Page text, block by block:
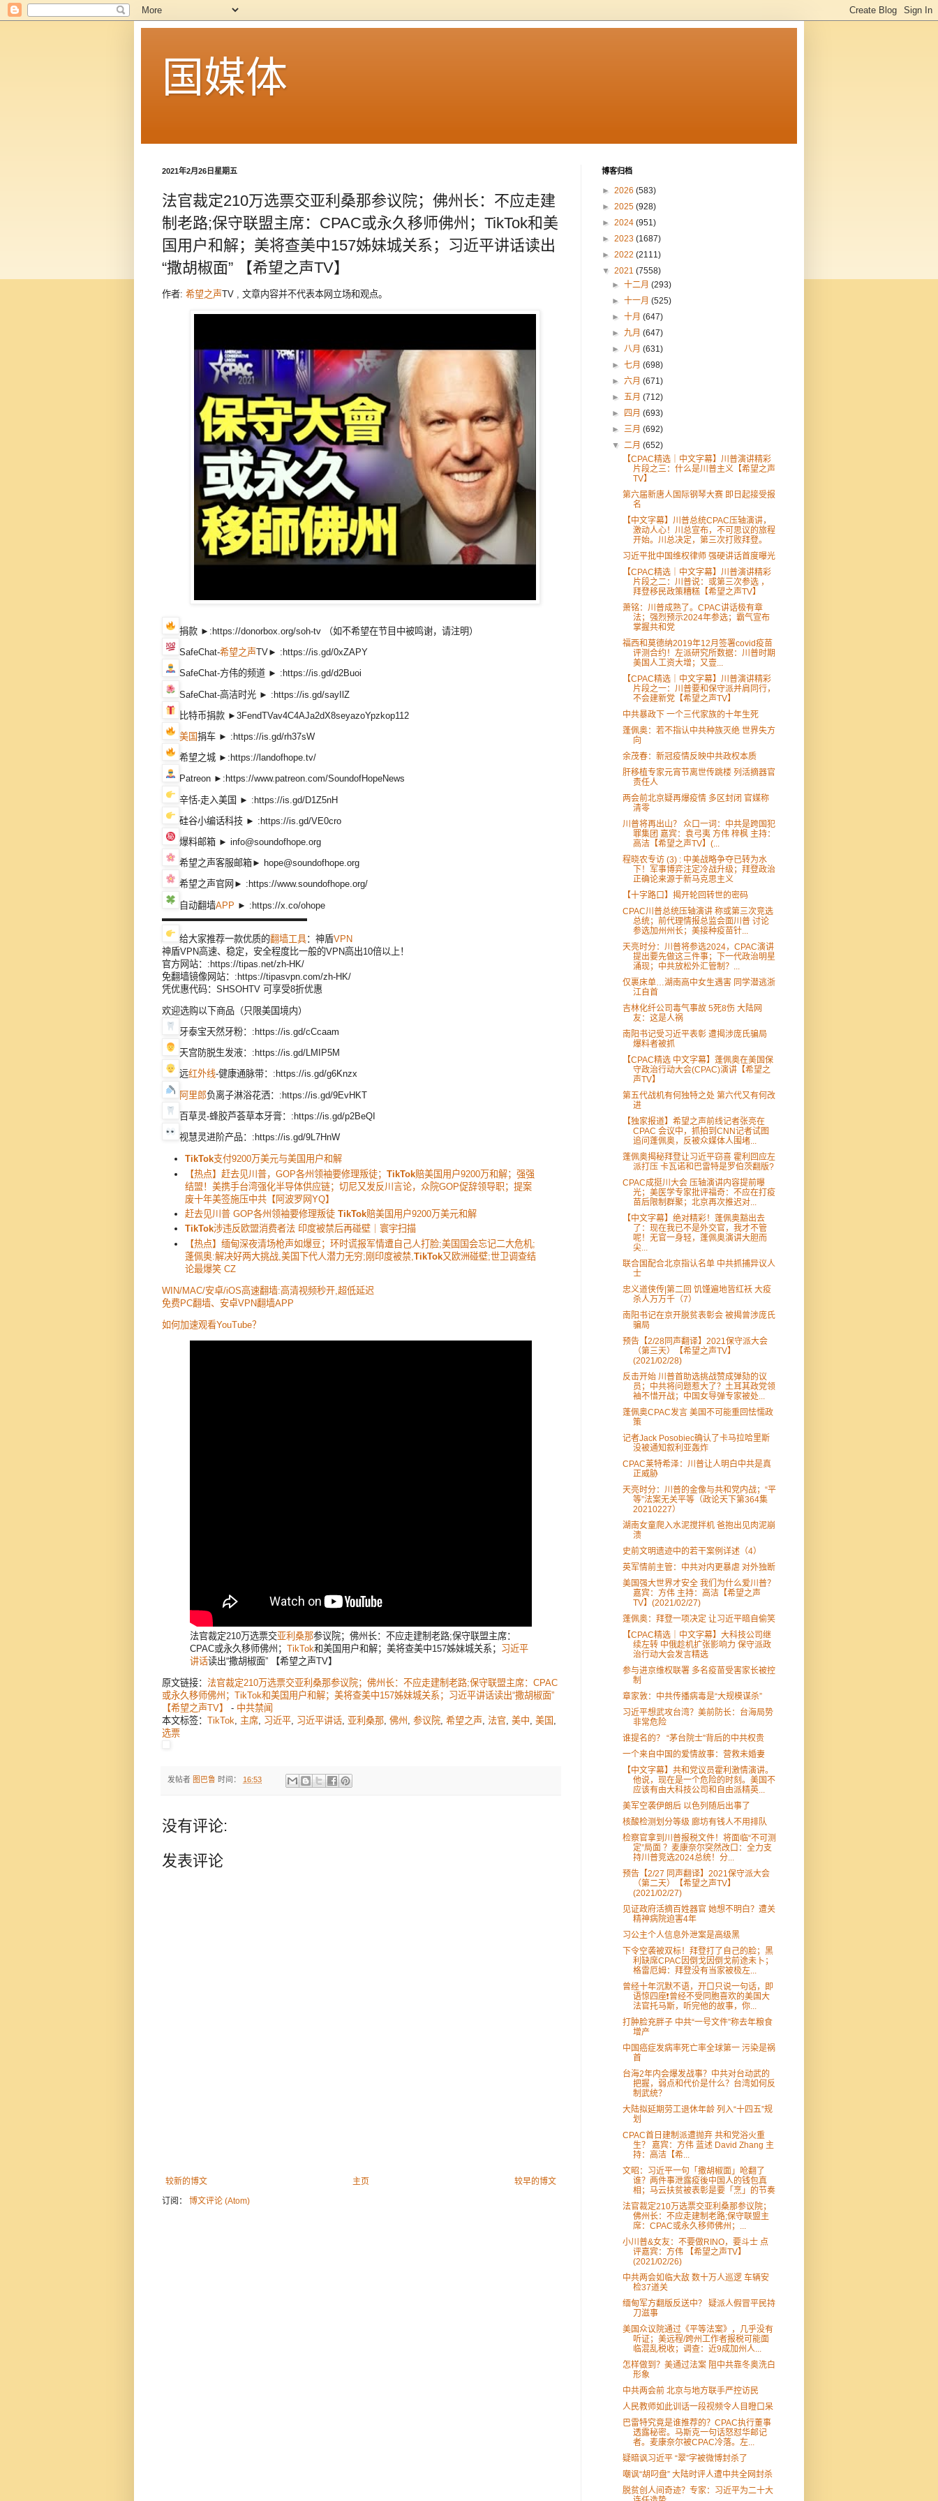
国媒体
2021年2月26日星期五
法官裁定210万选票交亚利桑那参议院；佛州长：不应走建
制老路;保守联盟主席：CPAC或永久移师佛州；TikTok和美
国用户和解；美将查美中157姊妹城关系；习近平讲话读出
“撒胡椒面” 【希望之声TV】
作者: 希望之声TV , 文章内容并不代表本网立场和观点。
捐款 ►:https://donorbox.org/soh-tv （如不希望在节目中被鸣谢，请注明）
SafeChat-希望之声TV► :https://is.gd/0xZAPY
SafeChat-方伟的频道 ► :https://is.gd/d2Buoi
SafeChat-高洁时光 ► :https://is.gd/sayIlZ
比特币捐款 ►3FendTVav4C4AJa2dX8seyazoYpzkop112
美国捐车 ► :https://is.gd/rh37sW
希望之城 ►:https://landofhope.tv/
Patreon ►:https://www.patreon.com/SoundofHopeNews
辛恬-走入美国 ► :https://is.gd/D1Z5nH
硅谷小编话科技 ► :https://is.gd/VE0cro
爆料邮箱 ► info@soundofhope.org
希望之声客服邮箱► hope@soundofhope.org
希望之声官网► :https://www.soundofhope.org/
自动翻墙APP ► :https://x.co/ohope
▬▬▬▬▬▬▬▬▬▬▬▬▬▬▬▬
给大家推荐一款优质的翻墙工具：神盾VPN
神盾VPN高速、稳定，安全程度比一般的VPN高出10倍以上！
官方网站：:https://tipas.net/zh-HK/​
免翻墙镜像网站：:https://tipasvpn.com/zh-HK/
凭优惠代码：SHSOHTV 可享受8折优惠
欢迎选购以下商品（只限美国境内）
牙泰宝天然牙粉：:https://is.gd/cCcaam
天宫防脱生发液：:https://is.gd/LMIP5M
远红外线-健康通脉带：:https://is.gd/g6Knzx
阿里郎负离子淋浴花洒：:https://is.gd/9EvHKT
百草灵-蜂胶芦荟草本牙膏：:https://is.gd/p2BeQI
视慧灵进阶产品：:https://is.gd/9L7HnW
TikTok支付9200万美元与美国用户和解
【热点】赶去见川普，GOP各州领袖要修理叛徒； TikTok赔美国用户9200万和解；强强
结盟！美携手台湾强化半导体供应链；切尼又发反川言论，众院GOP促辞领导职；提案
废十年美签施压中共【阿波罗网YQ】
赶去见川普 GOP各州领袖要修理叛徒 TikTok赔美国用户9200万美元和解
TikTok涉违反欧盟消费者法 印度被禁后再碰壁｜寰宇扫描
【热点】缅甸深夜清场枪声如爆豆；环时谎报军情遭自己人打脸;美国国会忘记二大危机;
蓬佩奥:解决好两大挑战,美国下代人潜力无穷;刚印度被禁, TikTok又欧洲碰壁;世卫调查结
论最爆笑 CZ
WIN/MAC/安卓/iOS高速翻墙:高清视频秒开,超低延迟
免费PC翻墙、安卓VPN翻墙APP
如何加速观看YouTube？
法官裁定210万选票交亚利桑那参议院；佛州长：不应走建制老路;保守联盟主席：
CPAC或永久移师佛州； TikTok和美国用户和解；美将查美中157姊妹城关系； 习近平
讲话读出“撒胡椒面” 【希望之声TV】
原文链接： 法官裁定210万选票交亚利桑那参议院；佛州长：不应走建制老路;保守联盟主席：CPAC
或永久移师佛州；TikTok和美国用户和解；美将查美中157姊妹城关系；习近平讲话读出“撒胡椒面”
【希望之声TV】
- 中共禁闻
本文标签： TikTok, 主席, 习近平, 习近平讲话, 亚利桑那, 佛州 , 参议院, 希望之声, 法官, 美中, 美国 ,
选票
发帖者 图巴鲁 时间： 16:53
没有评论:
发表评论
较新的博文 较早的博文
主页
订阅： 博文评论 (Atom)
博客归档
► 2026 (583)
► 2025 (928)
► 2024 (951)
► 2023 (1687)
► 2022 (2111)
▼ 2021 (7558)
►十二月(293)
►十一月(525)
►十月(647)
► 九月(647)
►八月(631)
►七月(698)
►六月(671)
►五月(712)
►
四月(693)
►三月(692)
▼二月(652)
【CPAC精选｜中文字幕】川普演讲精彩
片段之三：什么是川普主义【希望之声
TV】
第六届新唐人国际钢琴大赛 即日起接受报
名
【中文字幕】川普总统CPAC压轴演讲，
激动人心！川总宣布，不可思议的旅程
开始。川总决定，第三次打败拜登。
习近平批中国维权律师 强硬讲话首度曝光
【CPAC精选｜中文字幕】川普演讲精彩
片段之二：川普说：或第三次参选 ，
拜登移民政策糟糕【希望之声TV】
萧铭：川普成熟了。CPAC讲话极有章
法；强烈预示2024年参选；霸气宣布
掌握共和党
福西和莫德纳2019年12月签署covid疫苗
评测合约！左派研究所数据：川普时期
美国人工资大增；又壹...
【CPAC精选｜中文字幕】川普演讲精彩
片段之一：川普要和保守派并肩同行，
不会建新党【希望之声TV】
中共暴政下 一个三代家族的十年生死
蓬佩奥：若不指认中共种族灭绝 世界失方
向
余茂春：新冠疫情反映中共政权本质
肝移植专家元宵节离世传跳楼 列活摘器官
责任人
两会前北京疑再爆疫情 多区封闭 官媒称
清零
川普将再出山？ 众口一词：中共是跨国犯
罪集团 嘉宾：袁弓夷 方伟 梓枫 主持：
高洁【希望之声TV】(...
程晓农专访 (3) : 中美战略争夺已转为水
下！军事博弈注定冷战升级；拜登政治
正确论来源于新马克思主义
【十字路口】揭开轮回转世的密码
CPAC川普总统压轴演讲 称或第三次竞选
总统；前代理情报总监会面川普 讨论
参选加州州长；美接种疫苗针...
天亮时分：川普将参选2024，CPAC演讲
提出要先做这三件事；下一代政治明星
涌现；中共放松外汇管制？...
仅裹床单…湖南高中女生遇害 同学潜逃浙
江自首
吉林化纤公司毒气事故 5死8伤 大陆网
友：这是人祸
南阳书记受习近平表彰 遭揭涉庞氏骗局
爆料者被抓
【CPAC精选 中文字幕】蓬佩奥在美国保
守政治行动大会(CPAC)演讲【希望之
声TV】
第五代战机有何独特之处 第六代又有何改
进
【独家报道】希望之声前线记者张亮在
CPAC 会议中，抓拍到CNN记者试图
追问蓬佩奥，反被众媒体人围堵...
蓬佩奥揭秘拜登让习近平窃喜 霍利回应左
派打压 卡瓦诺和巴雷特是罗伯茨翻版?
CPAC成挺川大会 压轴演讲内容提前曝
光；美医学专家批评福奇：不应在打疫
苗后限制群聚；北京再次推迟对...
【中文字幕】绝对精彩！蓬佩奥豁出去
了：现在我已不是外交官，我才不管
呢！无官一身轻，蓬佩奥演讲大胆而
尖...
联合国配合北京指认名单 中共抓捕异议人
士
忠义道侠传|第二回 饥馑遍地皆红袄 大疫
杀人万万千（7）
南阳书记在京开脱贫表彰会 被揭曾涉庞氏
骗局
预告【2/28同声翻译】2021保守派大会
（第三天）【希望之声TV】
(2021/02/28)
反击开始 川普首助选挑战赞成弹劾的议
员；中共将问题惹大了？土耳其政党领
袖不惜开战；中国女导弹专家被处...
蓬佩奥CPAC发言 美国不可能重回怯懦政
策
记者Jack Posobiec确认了卡马拉哈里斯
没被通知叙利亚轰炸
CPAC莱特希泽：川普让人明白中共是真
正威胁
天亮时分：川普的金像与共和党内战；“平
等”法案无关平等（政论天下第364集
20210227）
湖南女童爬入水泥搅拌机 爸抱出见肉泥崩
溃
史前文明遗迹中的若干案例详述（4）
英军情前主管：中共对内更暴虐 对外独断
美国强大世界才安全 我们为什么爱川普？
嘉宾：方伟 主持：高洁【希望之声
TV】(2021/02/27)
蓬佩奥：拜登一项决定 让习近平暗自偷笑
【CPAC精选｜中文字幕】大科技公司继
续左转 中俄趁机扩张影响力 保守派政
治行动大会发言精选
参与进京维权联署 多名疫苗受害家长被控
制
章家敦：中共传播病毒是“大规模谋杀”
习近平想武攻台湾？美前防长：台海局势
非常危险
谁提名的？ “茅台院士”背后的中共权贵
一个来自中国的爱情故事：营救未婚妻
【中文字幕】共和党议员霍利激情演讲。
他说，现在是一个危险的时刻。美国不
应该有由大科技公司和自由派精英...
美军空袭伊朗后 以色列随后出事了
核酸检测划分等级 廊坊有钱人不用排队
检察官拿到川普报税文件！将面临“不可测
定”局面 ？麦康奈尔突然改口：全力支
持川普竞选2024总统！分...
预告【2/27 同声翻译】2021保守派大会
（第二天）【希望之声TV】
(2021/02/27)
见证政府活摘百姓器官 她想不明白？遭关
精神病院迫害4年
习公主个人信息外泄案是高级黑
下令空袭被双标！拜登打了自己的脸；黑
利缺席CPAC因倒戈因倒戈前途未卜；
格雷厄姆：拜登没有当家被极左...
曾经十年沉默不语，开口只说一句话，即
语惊四座❗️曾经不受同胞喜欢的美国大
法官托马斯，听完他的故事，你...
打肿脸充胖子 中共“一号文件”称去年粮食
增产
中国癌症发病率死亡率全球第一 污染是祸
首
台海2年内会爆发战事？中共对台动武的
把握，弱点和代价是什么？台湾如何反
制武统？
大陆拟延期劳工退休年龄 列入“十四五”规
划
CPAC首日建制派遭抛弃 共和党浴火重
生？ 嘉宾：方伟 蓝述 David Zhang 主
持：高洁【希...
文昭：习近平一句「撒胡椒面」呛翻了
谁？两件事泄露疫後中国人的钱包真
相；马云扶贫被表彰是要「烹」的节奏
法官裁定210万选票交亚利桑那参议院；
佛州长：不应走建制老路;保守联盟主
席：CPAC或永久移师佛州；...
小川普&女友：不要做RINO，要斗士 点
评嘉宾：方伟 【希望之声TV】
(2021/02/26)
中共两会如临大敌 数十万人巡逻 车辆安
检37道关
缅甸军方翻版反送中？ 疑派人假冒平民持
刀滋事
美国众议院通过《平等法案》，几乎没有
听证；美远程/跨州工作者报税可能面
临混乱税收；调查：近9成加州人...
怎样做到？美通过法案 阻中共靠冬奥洗白
形象
中共两会前 北京与地方联手严控访民
人民教师如此训话一段视频令人目瞪口呆
巴雷特究竟是谁推荐的？CPAC执行董事
透露秘密。马斯克一句话怒怼华邮记
者。麦康奈尔被CPAC冷落。左...
疑暗讽习近平 “翠”字被微博封杀了
嘲讽“胡叼盘” 大陆时评人遭中共全网封杀
脱贫创人间奇迹？专家：习近平为二十大